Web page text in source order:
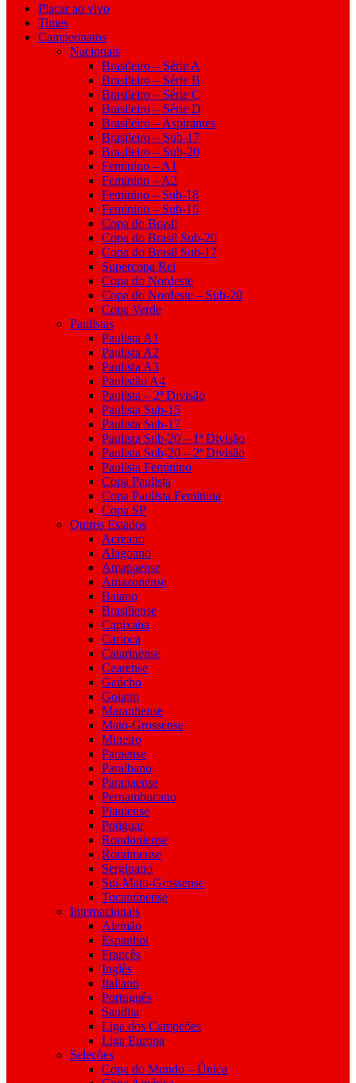
Placar ao vivo
Times
Campeonatos
Nacionais
Brasileiro – Série A
Brasileiro – Série B
Brasileiro – Série C
Brasileiro – Série D
Brasileiro – Aspirantes
Brasileiro – Sub-17
Brasileiro – Sub-20
Feminino – A1
Feminino – A2
Feminino – Sub-18
Feminino – Sub-16
Copa do Brasil
Copa do Brasil Sub-20
Copa do Brasil Sub-17
Supercopa Rei
Copa do Nordeste
Copa do Nordeste – Sub-20
Copa Verde
Paulistas
Paulista A1
Paulista A2
Paulista A3
Paulistão A4
Paulista – 2ª Divisão
Paulista Sub-15
Paulista Sub-17
Paulista Sub-20 – 1ª Divisão
Paulista Sub-20 – 2ª Divisão
Paulista Feminino
Copa Paulista
Copa Paulista Feminina
Copa SP
Outros Estados
Acreano
Alagoano
Amapaense
Amazonense
Baiano
Brasiliense
Capixaba
Carioca
Catarinense
Cearense
Gaúcho
Goiano
Maranhense
Mato-Grossense
Mineiro
Paraense
Paraibano
Paranaense
Pernambucano
Piauiense
Potiguar
Rondoniense
Roraimense
Sergipano
Sul-Mato-Grossense
Tocantinense
Internacionais
Alemão
Espanhol
Francês
Inglês
Italiano
Português
Saudita
Liga dos Campeões
Liga Europa
Seleções
Copa do Mundo – Única